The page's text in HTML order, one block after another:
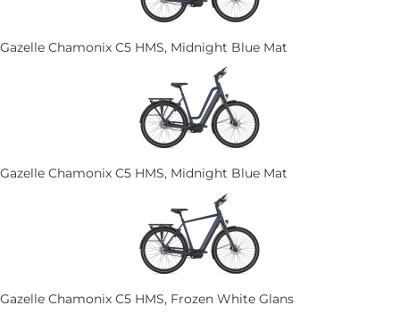
Gazelle Chamonix C5 HMS, Midnight Blue Mat
Gazelle Chamonix C5 HMS, Midnight Blue Mat
Gazelle Chamonix C5 HMS, Frozen White Glans